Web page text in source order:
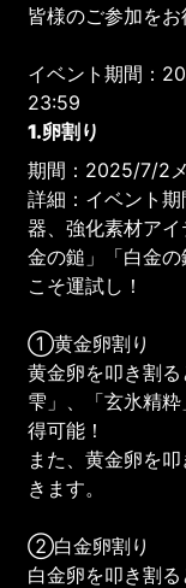
皆様のご参加をお
イベント期間：
23:59
1.卵割り
期間：2025/7/2
詳細：イベント
器、強化素材ア
金の鎚」「白金
こそ運試し！
①黄金卵割り
黄金卵を叩き割
雫」、「玄氷精
得可能！
また、黄金卵を
きます。
②白金卵割り
白金卵を叩き割る